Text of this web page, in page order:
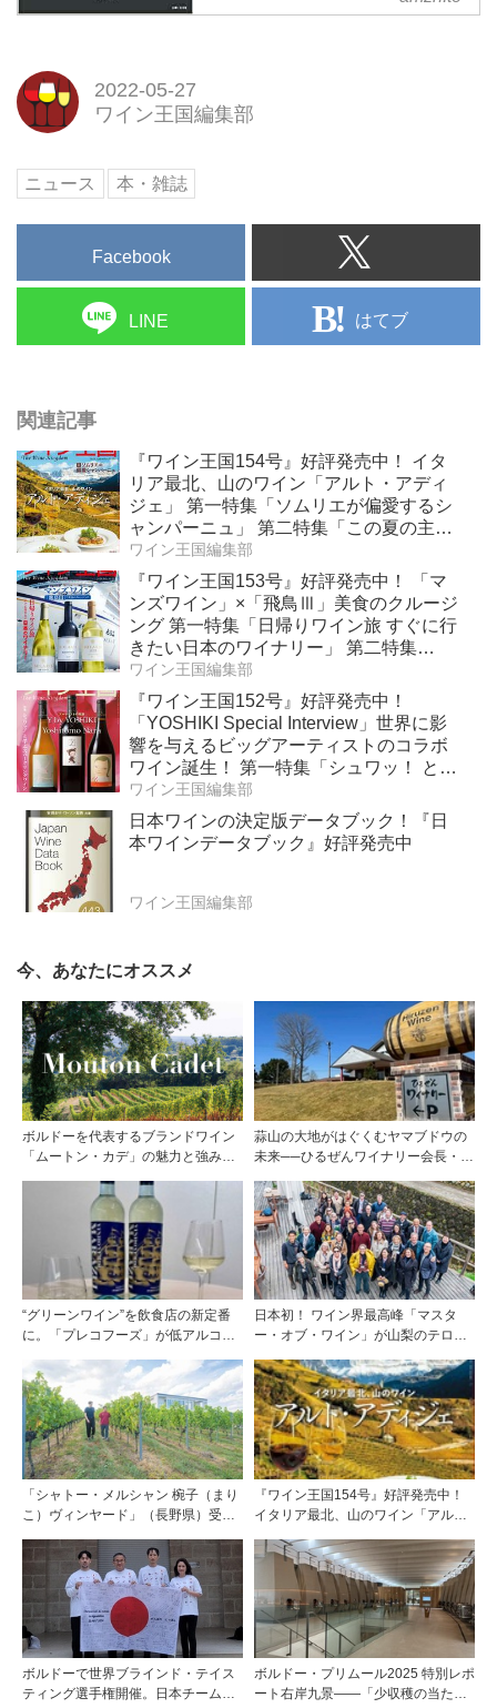
2022-05-27
ワイン王国編集部
ニュース 本・雑誌
Facebook
LINE はてブ
関連記事
『ワイン王国154号』好評発売中！ イタ
リア最北、山のワイン「アルト・アディ
ジェ」 第一特集「ソムリエが偏愛するシ
ャンパーニュ」 第二特集「この夏の主
役！ ナチュラルなロゼワイン」
ワイン王国編集部
『ワイン王国153号』好評発売中！ 「マ
ンズワイン」×「飛鳥Ⅲ」美食のクルージ
ング 第一特集「日帰りワイン旅 すぐに行
きたい日本のワイナリー」 第二特集
「Bordeaux Primeur Report2025」
ワイン王国編集部
『ワイン王国152号』好評発売中！
「YOSHIKI Special Interview」世界に影
響を与えるビッグアーティストのコラボ
ワイン誕生！ 第一特集「シュワッ！ と学
ぶスパークリングワイン」 第二特集「カ
リフォルニア“軽旨”が美味しい」
ワイン王国編集部
日本ワインの決定版データブック！『日
本ワインデータブック』好評発売中
ワイン王国編集部
今、あなたにオススメ
ボルドーを代表するブランドワイン
「ムートン・カデ」の魅力と強みを
蒜山の大地がはぐくむヤマブドウの
未来──ひるぜんワイナリー会長・植
“グリーンワイン”を飲食店の新定番
に。「プレコフーズ」が低アルコー
日本初！ ワイン界最高峰「マスタ
ー・オブ・ワイン」が山梨のテロワ
「シャトー・メルシャン 椀子（まり
こ）ヴィンヤード」（長野県）受け
『ワイン王国154号』好評発売中！
イタリア最北、山のワイン「アル
エが偏愛するシャンパーニュ」第二
特集「この夏の主役！ ナチュラルな
ロゼワイン」
ボルドーで世界ブラインド・テイス
ティング選手権開催。日本チームが4
ボルドー・プリムール2025 特別レポ
ート右岸九景――「少収穫の当たり